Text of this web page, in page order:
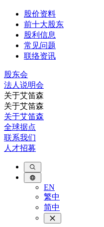
股价资料
前十大股东
股利信息
常见问题
联络资讯
股东会
法⼈说明会
关于艾笛森
关于艾笛森
关于艾笛森
全球据点
联系我们
人才招募
EN
繁中
简中